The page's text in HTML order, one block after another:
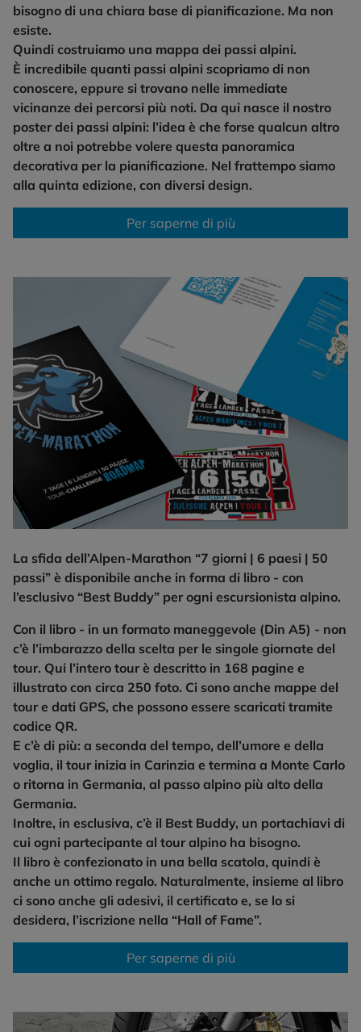
bisogno di una chiara base di pianificazione. Ma non
esiste.
Quindi costruiamo una mappa dei passi alpini.
È incredibile quanti passi alpini scopriamo di non
conoscere, eppure si trovano nelle immediate
vicinanze dei percorsi più noti. Da qui nasce il nostro
poster dei passi alpini: l’idea è che forse qualcun altro
oltre a noi potrebbe volere questa panoramica
decorativa per la pianificazione. Nel frattempo siamo
alla quinta edizione, con diversi design.
Per saperne di più
La sfida dell’Alpen-Marathon “7 giorni | 6 paesi | 50
passi” è disponibile anche in forma di libro - con
l’esclusivo “Best Buddy” per ogni escursionista alpino.
Con il libro - in un formato maneggevole (Din A5) - non
c’è l’imbarazzo della scelta per le singole giornate del
tour. Qui l’intero tour è descritto in 168 pagine e
illustrato con circa 250 foto. Ci sono anche mappe del
tour e dati GPS, che possono essere scaricati tramite
codice QR.
E c’è di più: a seconda del tempo, dell’umore e della
voglia, il tour inizia in Carinzia e termina a Monte Carlo
o ritorna in Germania, al passo alpino più alto della
Germania.
Inoltre, in esclusiva, c’è il Best Buddy, un portachiavi di
cui ogni partecipante al tour alpino ha bisogno.
Il libro è confezionato in una bella scatola, quindi è
anche un ottimo regalo. Naturalmente, insieme al libro
ci sono anche gli adesivi, il certificato e, se lo si
desidera, l’iscrizione nella “Hall of Fame”.
Per saperne di più